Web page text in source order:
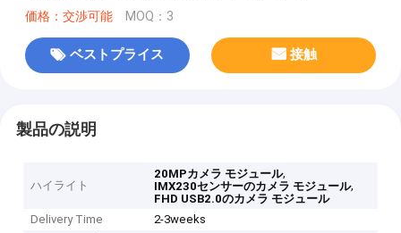
価格：交渉可能 MOQ：3
ベストプライス 接触
製品の説明
ハイライト
20MPカメラ モジュール,
IMX230センサーのカメラ モジュール,
FHD USB2.0のカメラ モジュール
Delivery Time
2-3weeks